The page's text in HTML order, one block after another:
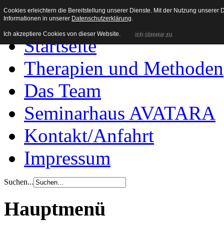
Heilpraxis Wachenroth
Startseite
Therapien und Methoden
Das Team
Seminarhaus AVATARA
Kontakt/Anfahrt
Impressum
Suchen...
Hauptmenü
Cookies erleichtern die Bereitstellung unserer Dienste. Mit der Nutzung
Informationen in unserer Datenschutzerklärung.
Ich akzeptiere Cookies von dieser Website. ich stimme zu